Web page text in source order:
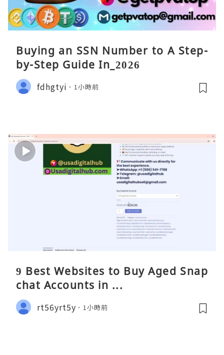
Buying an SSN Number to A Step-
by-Step Guide In_2026
fdhgtyi 1小時前
9 Best Websites to Buy Aged Snap
chat Accounts in ...
rt56yrt5y 1小時前